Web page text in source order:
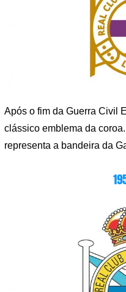
Após o fim da Guerra Civil
clássico emblema da
representa a bandeira da